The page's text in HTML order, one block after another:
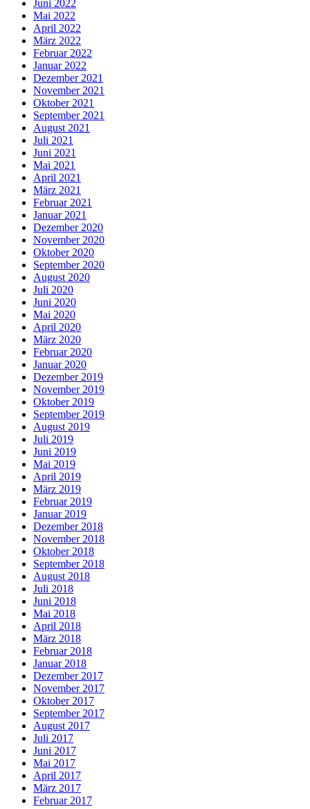
Juni 2022
Mai 2022
April 2022
März 2022
Februar 2022
Januar 2022
Dezember 2021
November 2021
Oktober 2021
September 2021
August 2021
Juli 2021
Juni 2021
Mai 2021
April 2021
März 2021
Februar 2021
Januar 2021
Dezember 2020
November 2020
Oktober 2020
September 2020
August 2020
Juli 2020
Juni 2020
Mai 2020
April 2020
März 2020
Februar 2020
Januar 2020
Dezember 2019
November 2019
Oktober 2019
September 2019
August 2019
Juli 2019
Juni 2019
Mai 2019
April 2019
März 2019
Februar 2019
Januar 2019
Dezember 2018
November 2018
Oktober 2018
September 2018
August 2018
Juli 2018
Juni 2018
Mai 2018
April 2018
März 2018
Februar 2018
Januar 2018
Dezember 2017
November 2017
Oktober 2017
September 2017
August 2017
Juli 2017
Juni 2017
Mai 2017
April 2017
März 2017
Februar 2017